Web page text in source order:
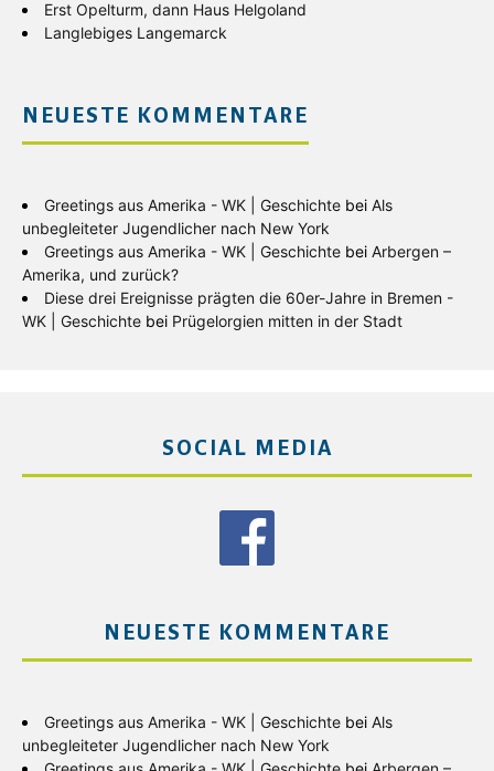
Erst Opelturm, dann Haus Helgoland
Langlebiges Langemarck
NEUESTE KOMMENTARE
Greetings aus Amerika - WK | Geschichte bei Als
unbegleiteter Jugendlicher nach New York
Greetings aus Amerika - WK | Geschichte bei Arbergen –
Amerika, und zurück?
Diese drei Ereignisse prägten die 60er-Jahre in Bremen -
WK | Geschichte bei Prügelorgien mitten in der Stadt
SOCIAL MEDIA
NEUESTE KOMMENTARE
Greetings aus Amerika - WK | Geschichte bei Als
unbegleiteter Jugendlicher nach New York